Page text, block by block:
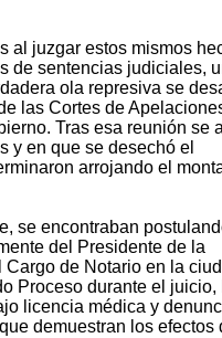
al juzgar estos mismos
de sentencias judiciales,
ola represiva se
las Cortes de
Tras esa reunión se
y en que se desechó el
arrojando el
se encontraban
del Presidente de la
de Notario en la
Proceso durante el juicio,
licencia médica y
demuestran los efectos